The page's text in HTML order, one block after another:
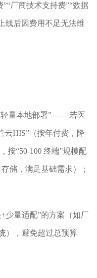
厂商技术支持费”“数据
线后因费用不足无法维
轻量本地部署”—— 若医
云HIS”（按年付费，降
按“50-100 终端”规模配
储，满足基础需求）；
少量适配”的方案（如厂
），避免超过总预算